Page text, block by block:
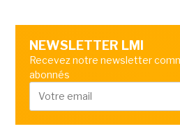
NEWSLETTER LMI
Recevez notre newsletter
abonnés